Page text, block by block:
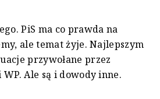
PiS ma co prawda na
ale temat żyje. Najlepszym
przywołane przez
Ale są i dowody inne.